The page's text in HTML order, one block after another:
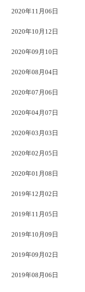
2020年11月06日
2020年10月12日
2020年09月10日
2020年08月04日
2020年07月06日
2020年04月07日
2020年03月03日
2020年02月05日
2020年01月08日
2019年12月02日
2019年11月05日
2019年10月09日
2019年09月02日
2019年08月06日